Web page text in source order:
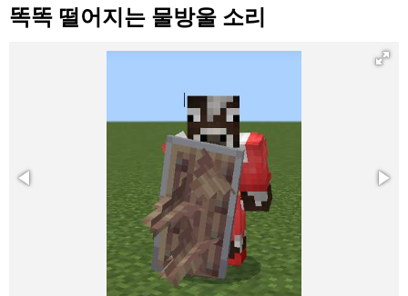
똑똑 떨어지는 물방울 소리